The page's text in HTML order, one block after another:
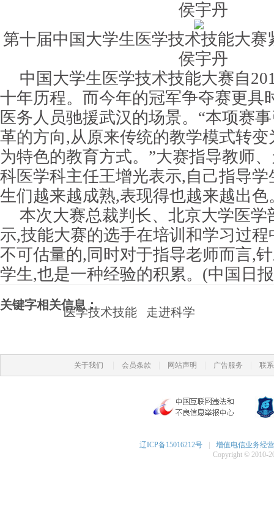
侯宇丹
第十届中国大学生医学技术技能大赛
侯宇丹
中国大学生医学技术技能大赛自
十年历程。而今年的冠军争夺赛更具
医务人员驰援武汉的场景。“本项赛
革的方向,从原来传统的教学模式转
为特色的教育方式。”大赛指导教师
科医学科主任王增光表示,自己指导
生们越来越成熟,表现得也越来越出色
本次大赛总裁判长、北京大学医学
示,技能大赛的选手在培训和学习过
不可估量的,同时对于指导老师而言,
学生,也是一种经验的积累。(中国日
关键字相关信息：
医学技术技能 走进科学
关于我们 会员条款 网站声明 广告服务 联
辽ICP备15016212号
增值电信业务经
Copyright © 2010-